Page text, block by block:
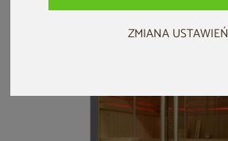
ZMIANA USTAWIEŃ